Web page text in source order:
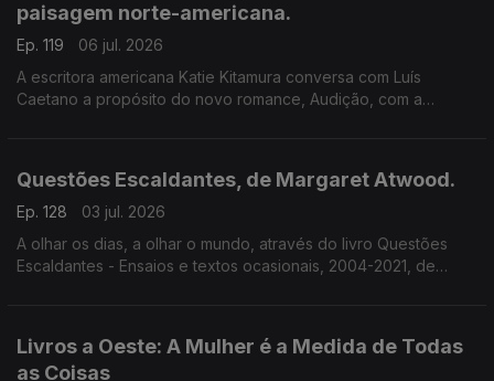
paisagem norte-americana.
Ep. 119
06 jul. 2026
A escritora americana Katie Kitamura conversa com Luís
Caetano a propósito do novo romance, Audição, com a
Questões Escaldantes, de Margaret Atwood.
Ep. 128
03 jul. 2026
A olhar os dias, a olhar o mundo, através do livro Questões
Escaldantes - Ensaios e textos ocasionais, 2004-2021, de
Livros a Oeste: A Mulher é a Medida de Todas
as Coisas